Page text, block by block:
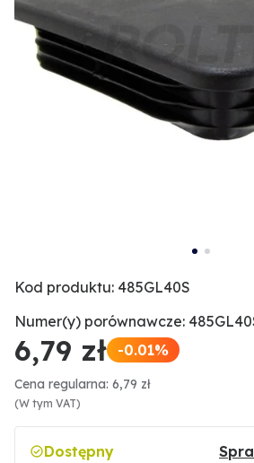
Kod produktu: 485GL40S
Numer(y) porównawcze:
6,79 zł -0.01%
Cena regularna: 6,79 zł
(W tym VAT)
Dostępny